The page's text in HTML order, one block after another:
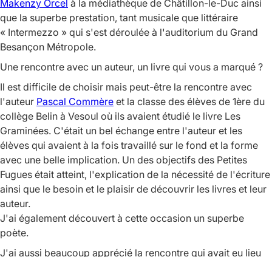
Makenzy Orcel à la médiathèque de Châtillon-le-Duc ainsi
que la superbe prestation, tant musicale que littéraire
« Intermezzo » qui s'est déroulée à l'auditorium du Grand
Besançon Métropole.
Une rencontre avec un auteur, un livre qui vous a marqué ?
Il est difficile de choisir mais peut-être la rencontre avec
l'auteur Pascal Commère et la classe des élèves de 1ère du
collège Belin à Vesoul où ils avaient étudié le livre Les
Graminées. C'était un bel échange entre l'auteur et les
élèves qui avaient à la fois travaillé sur le fond et la forme
avec une belle implication. Un des objectifs des Petites
Fugues était atteint, l'explication de la nécessité de l'écriture
ainsi que le besoin et le plaisir de découvrir les livres et leur
auteur.
J'ai également découvert à cette occasion un superbe
poète.
J'ai aussi beaucoup apprécié la rencontre qui avait eu lieu